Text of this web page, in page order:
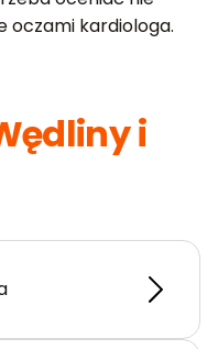
oczami kardiologa.
i